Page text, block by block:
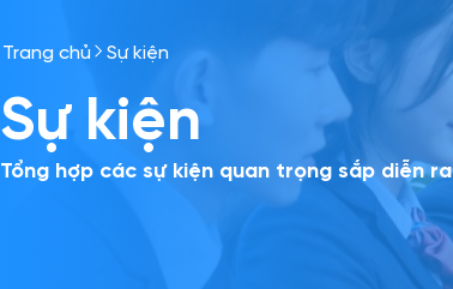
Trang chủ Sự kiện
Sự kiện
Tổng hợp các sự kiện quan trọng sắp diễn